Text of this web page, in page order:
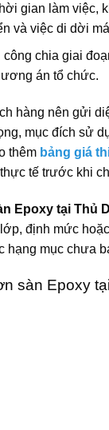
gian làm việc,
và việc di dời
công chia giai
án tổ chức.
hàng nên gửi
mục đích sử
thêm bảng giá
tế trước khi
Epoxy tại Thủ
định mức
hạng mục chưa
sàn Epoxy